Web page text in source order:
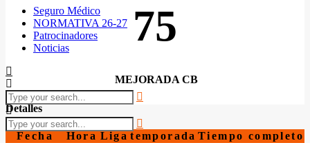
Seguro Médico
NORMATIVA 26-27
Patrocinadores
Noticias
75
MEJORADA CB
Detalles
Fecha Hora Liga temporada Tiempo completo